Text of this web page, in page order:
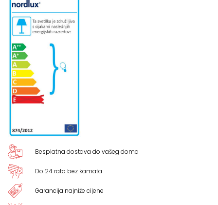
cm,
CRNA
količina
Besplatna dostava do vašeg doma
Do 24 rata bez kamata
Garancija najniže cijene